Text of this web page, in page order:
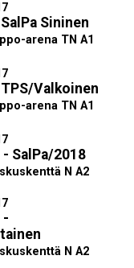
Sininen
arena TN A1
Valkoinen
arena TN A1
- SalPa/2018
N A2
-
N A2